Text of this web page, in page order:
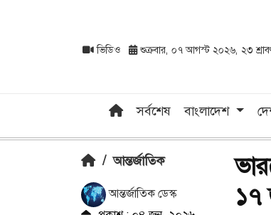
ভিডিও শুক্রবার, ০৭ আগস্ট ২০২৬, ২৩
সর্বশেষ বাংলাদেশ
/ আন্তর্জাতিক
আন্তর্জাতিক ডেস্ক
১৭